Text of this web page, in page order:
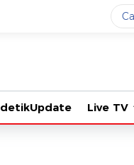
#3
detikUpdate Live TV